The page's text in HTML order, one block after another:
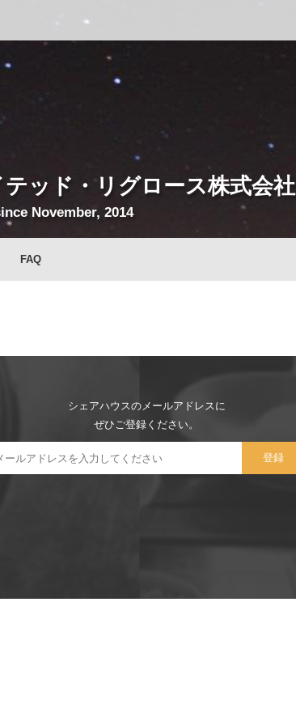
ッド・リグロース株式会社
November, 2014
FAQ
シェアハウスのメールアドレスに
ぜひご登録ください。